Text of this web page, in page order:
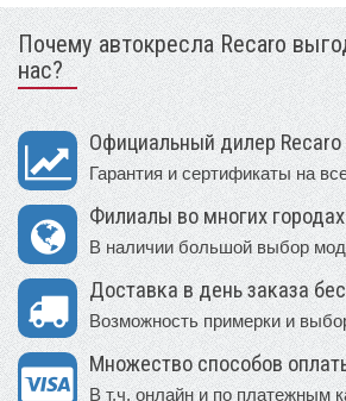
Почему автокресла Recaro
нас?
Официальный дилер Recaro
Гарантия и сертификаты на
Филиалы во многих
В наличии большой выбор
Доставка в день заказа
Возможность примерки и
Множество способов
В т.ч. онлайн и по платежным